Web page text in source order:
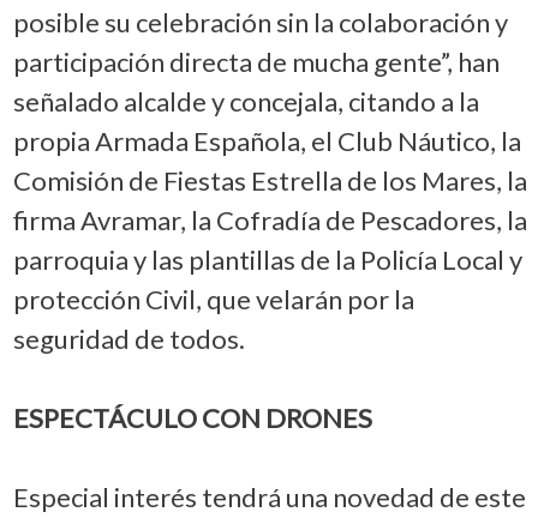
posible su celebración sin la colaboración y
participación directa de mucha gente”, han
señalado alcalde y concejala, citando a la
propia Armada Española, el Club Náutico, la
Comisión de Fiestas Estrella de los Mares, la
firma Avramar, la Cofradía de Pescadores, la
parroquia y las plantillas de la Policía Local y
protección Civil, que velarán por la
seguridad de todos.
ESPECTÁCULO CON DRONES
Especial interés tendrá una novedad de este